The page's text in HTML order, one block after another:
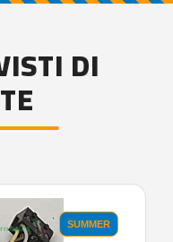
DI
SUMMER